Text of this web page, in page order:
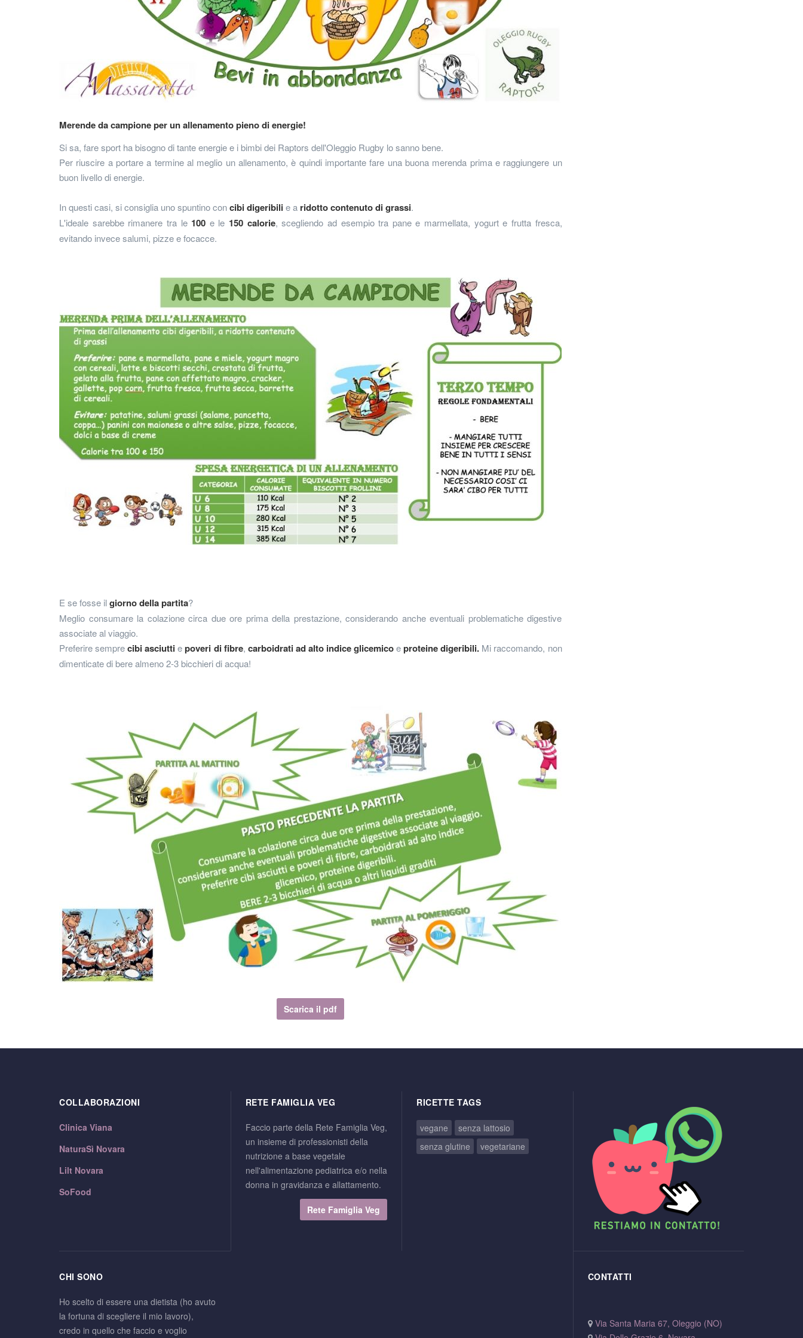
Merende da campione per un allenamento pieno di energie!
Si sa, fare sport ha bisogno di tante energie e i bimbi dei Raptors dell'Oleggio Rugby lo sanno bene.
Per riuscire a portare a termine al meglio un allenamento, è quindi importante fare una buona merenda prima e raggiungere un
buon livello di energie.
In questi casi, si consiglia uno spuntino concibi digeribilie a ridotto contenuto di grassi.
L'ideale sarebbe rimanere tra le 100 e le 150 calorie, scegliendo ad esempio tra pane e marmellata, yogurt e frutta fresca,
evitando invece salumi, pizze e focacce.
E se fosse ilgiorno della partita?
Meglio consumare la colazione circa due ore prima della prestazione, considerando anche eventuali problematiche digestive
associate al viaggio.
Preferire semprecibi asciuttiepoveri di fibre, carboidrati ad alto indice glicemicoeproteine digeribili. Mi raccomando, non
dimenticate di bere almeno 2-3 bicchieri di acqua!
Scarica il pdf
COLLABORAZIONI
Clinica Viana
NaturaSì Novara
Lilt Novara
SoFood
CHI SONO
Ho scelto di essere una dietista (ho avuto
la fortuna di scegliere il mio lavoro),
credo in quello che faccio e voglio
RETE FAMIGLIA VEG
Faccio parte della Rete Famiglia Veg,
un insieme di professionisti della
nutrizione a base vegetale
nell'alimentazione pediatrica e/o nella
donna in gravidanza e allattamento.
Rete Famiglia Veg
RICETTE TAGS
vegane
senza lattosio
senza glutine
vegetariane
CONTATTI
Via Santa Maria 67, Oleggio (NO)